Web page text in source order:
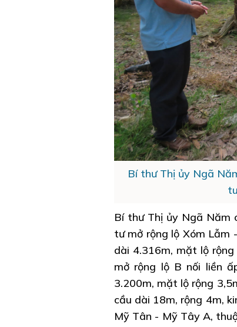
Bí thư Thị ủy Ngã
Bí thư Thị ủy Ngã Năm
tư mở rộng lộ Xóm Lẫm
dài 4.316m, mặt lộ
mở rộng lộ B nối liền
3.200m, mặt lộ rộng
cầu dài 18m, rộng 4m,
Mỹ Tân - Mỹ Tây A,